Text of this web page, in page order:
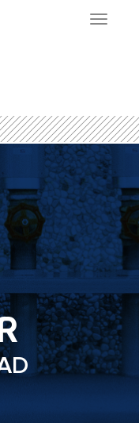
Toggle